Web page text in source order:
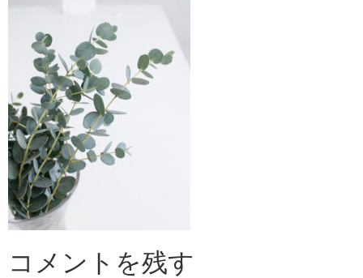
コメントを残す